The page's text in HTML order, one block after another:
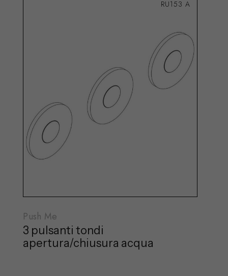
RU153 A
Push Me
3 pulsanti tondi
apertura/chiusura acqua